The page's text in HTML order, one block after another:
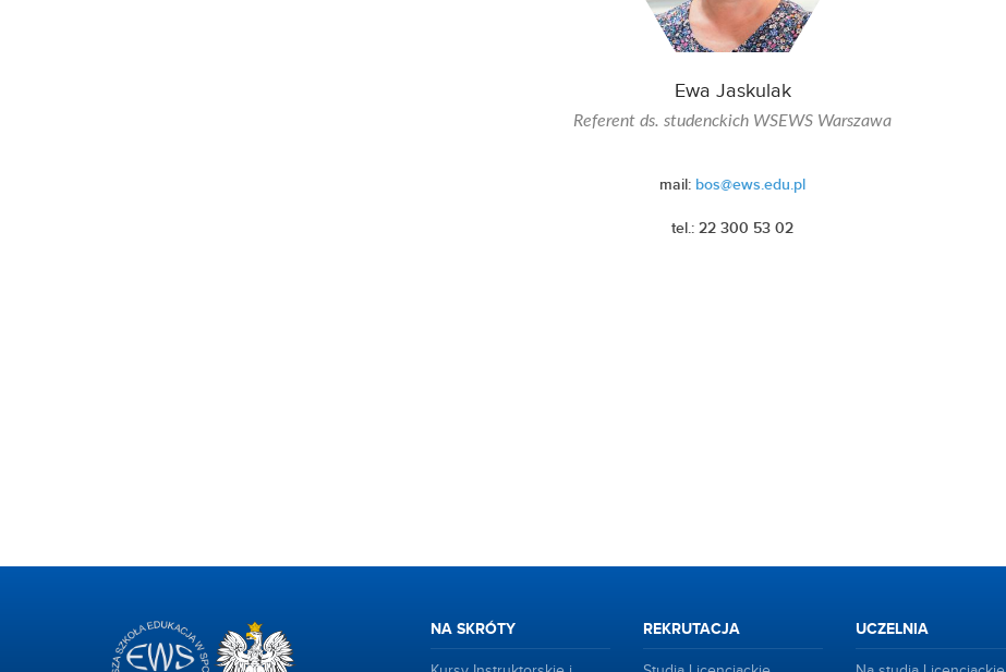
Ewa Jaskulak
Referent ds. studenckich WSEWS Warszawa
mail: bos@ews.edu.pl
tel.: 22 300 53 02
NA SKRÓTY REKRUTACJA UCZELNIA